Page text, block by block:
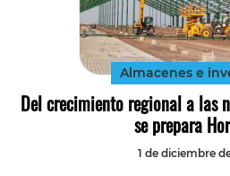
Almacenes e
Del crecimiento regional a las
se prepara
1 de diciembre